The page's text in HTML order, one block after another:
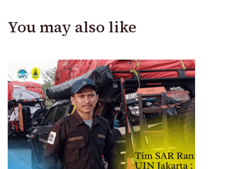
You may also like